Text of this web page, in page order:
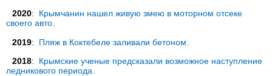
2020: Крымчанин нашел живую змею в моторном отсеке
своего авто.
2019: Пляж в Коктебеле заливали бетоном.
2018: Крымские ученые предсказали возможное наступление
ледникового периода.